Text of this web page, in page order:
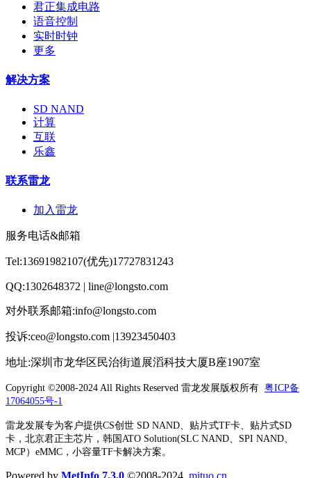
君正集成电路
语音控制
实时时钟
更多
解决方案
SD NAND
计算
互联
乐鑫
联系雷龙
加入雷龙
服务电话&邮箱
Tel:13691982107(优先)17727831243
QQ:1302648372 | line@longsto.com
对外联系邮箱:info@longsto.com
投诉:ceo@longsto.com |13923450403
地址:深圳市龙华区民治街道展滔科技大厦B座1907室
Copyright ©2008-2024 All Rights Reserved 雷龙发展版权所有 粤ICP备
17064055号-1
雷龙发展专为客户提供CS创世 SD NAND、贴片式TF卡、贴片式SD
卡，北京君正主芯片，韩国ATO Solution(SLC NAND、SPI NAND、
MCP）eMMC，小容量TF卡解决方案。